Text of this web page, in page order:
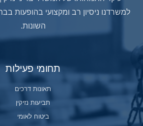
למשרדנו ניסיון רב ומקצועי בהופעות
השונות.
תחומי פעילות
תאונות דרכים
תביעות נזיקין
ביטוח לאומי